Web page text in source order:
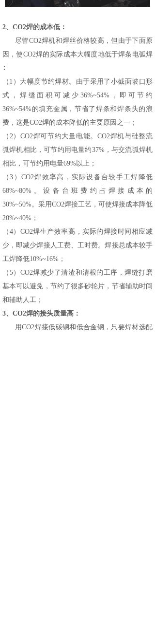
2、CO2焊的成本低：
尽管CO2焊机和焊丝价格较高，但由于下面原
因，使CO2焊的实际成本大幅度地低于焊条电弧焊
∶
（1）大幅度节约焊材。由于采用了小截面坡口形
式，焊缝面积可减少36%~54%，即可节约
36%~54%的填充金属，节省了焊条和焊条头的浪
费，这是CO2焊的成本降低的主要原因之一；
（2）CO2焊可节约大量电能。CO2焊机与硅整流
弧焊机相比，可节约用电量约37%，与交流弧焊机
相比，可节约用电量69%以上；
（3）CO2焊效率高，实际设备台较手工焊降低
68%~80%。设备台班费约占焊接成本的
30%~50%。采用CO2焊接工艺，可使焊接成本降低
20%~40%；
（4）CO2焊生产效率高，实际的焊接时间相应减
少，即减少焊接人工费、工时费。焊接总成本较手
工焊降低10%~16%；
（5）CO2焊减少了清渣和清根的工序，焊缝打磨
基本可以避免，节约了很多砂轮片，节省辅助时间
和辅助人工；
3、CO2焊的接头质量高：
用CO2焊接低碳钢和低合金钢，只要焊材选配